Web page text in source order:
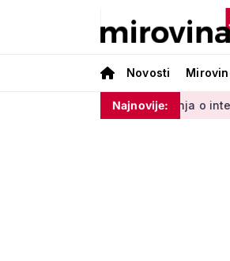
Novosti
Najnovije:
Od učenja o internet